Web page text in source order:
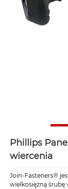
Phillips
wiercenia
Join-Fasteners®
wielkosiężną śrubę